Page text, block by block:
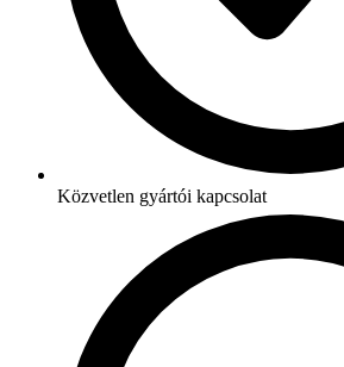
Közvetlen gyártói kapcsolat